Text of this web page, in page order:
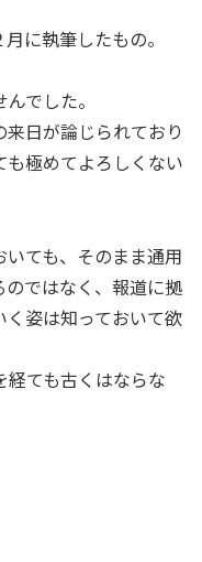
に執筆したもの。
でした。
日が論じられており
も極めてよろしくない
ても、そのまま通用
ではなく、報道に拠
姿は知っておいて欲
ても古くはならな